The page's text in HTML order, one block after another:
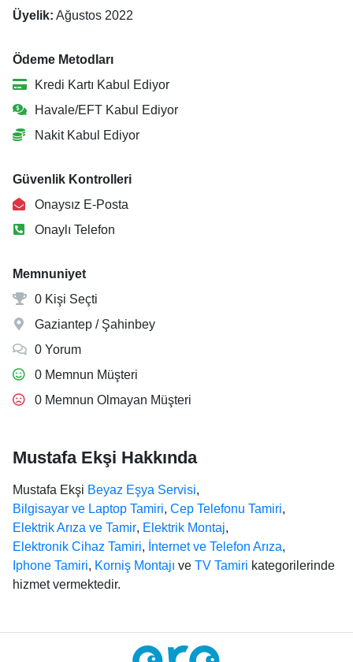
Üyelik: Ağustos 2022
Ödeme Metodları
Kredi Kartı Kabul Ediyor
Havale/EFT Kabul Ediyor
Nakit Kabul Ediyor
Güvenlik Kontrolleri
Onaysız E-Posta
Onaylı Telefon
Memnuniyet
0 Kişi Seçti
Gaziantep / Şahinbey
0 Yorum
0 Memnun Müşteri
0 Memnun Olmayan Müşteri
Mustafa Ekşi Hakkında
Mustafa Ekşi Beyaz Eşya Servisi,
Bilgisayar ve Laptop Tamiri, Cep Telefonu Tamiri,
Elektrik Arıza ve Tamir, Elektrik Montaj,
Elektronik Cihaz Tamiri, İnternet ve Telefon Arıza,
Iphone Tamiri, Korniş Montajı ve TV Tamiri kategorilerinde
hizmet vermektedir.